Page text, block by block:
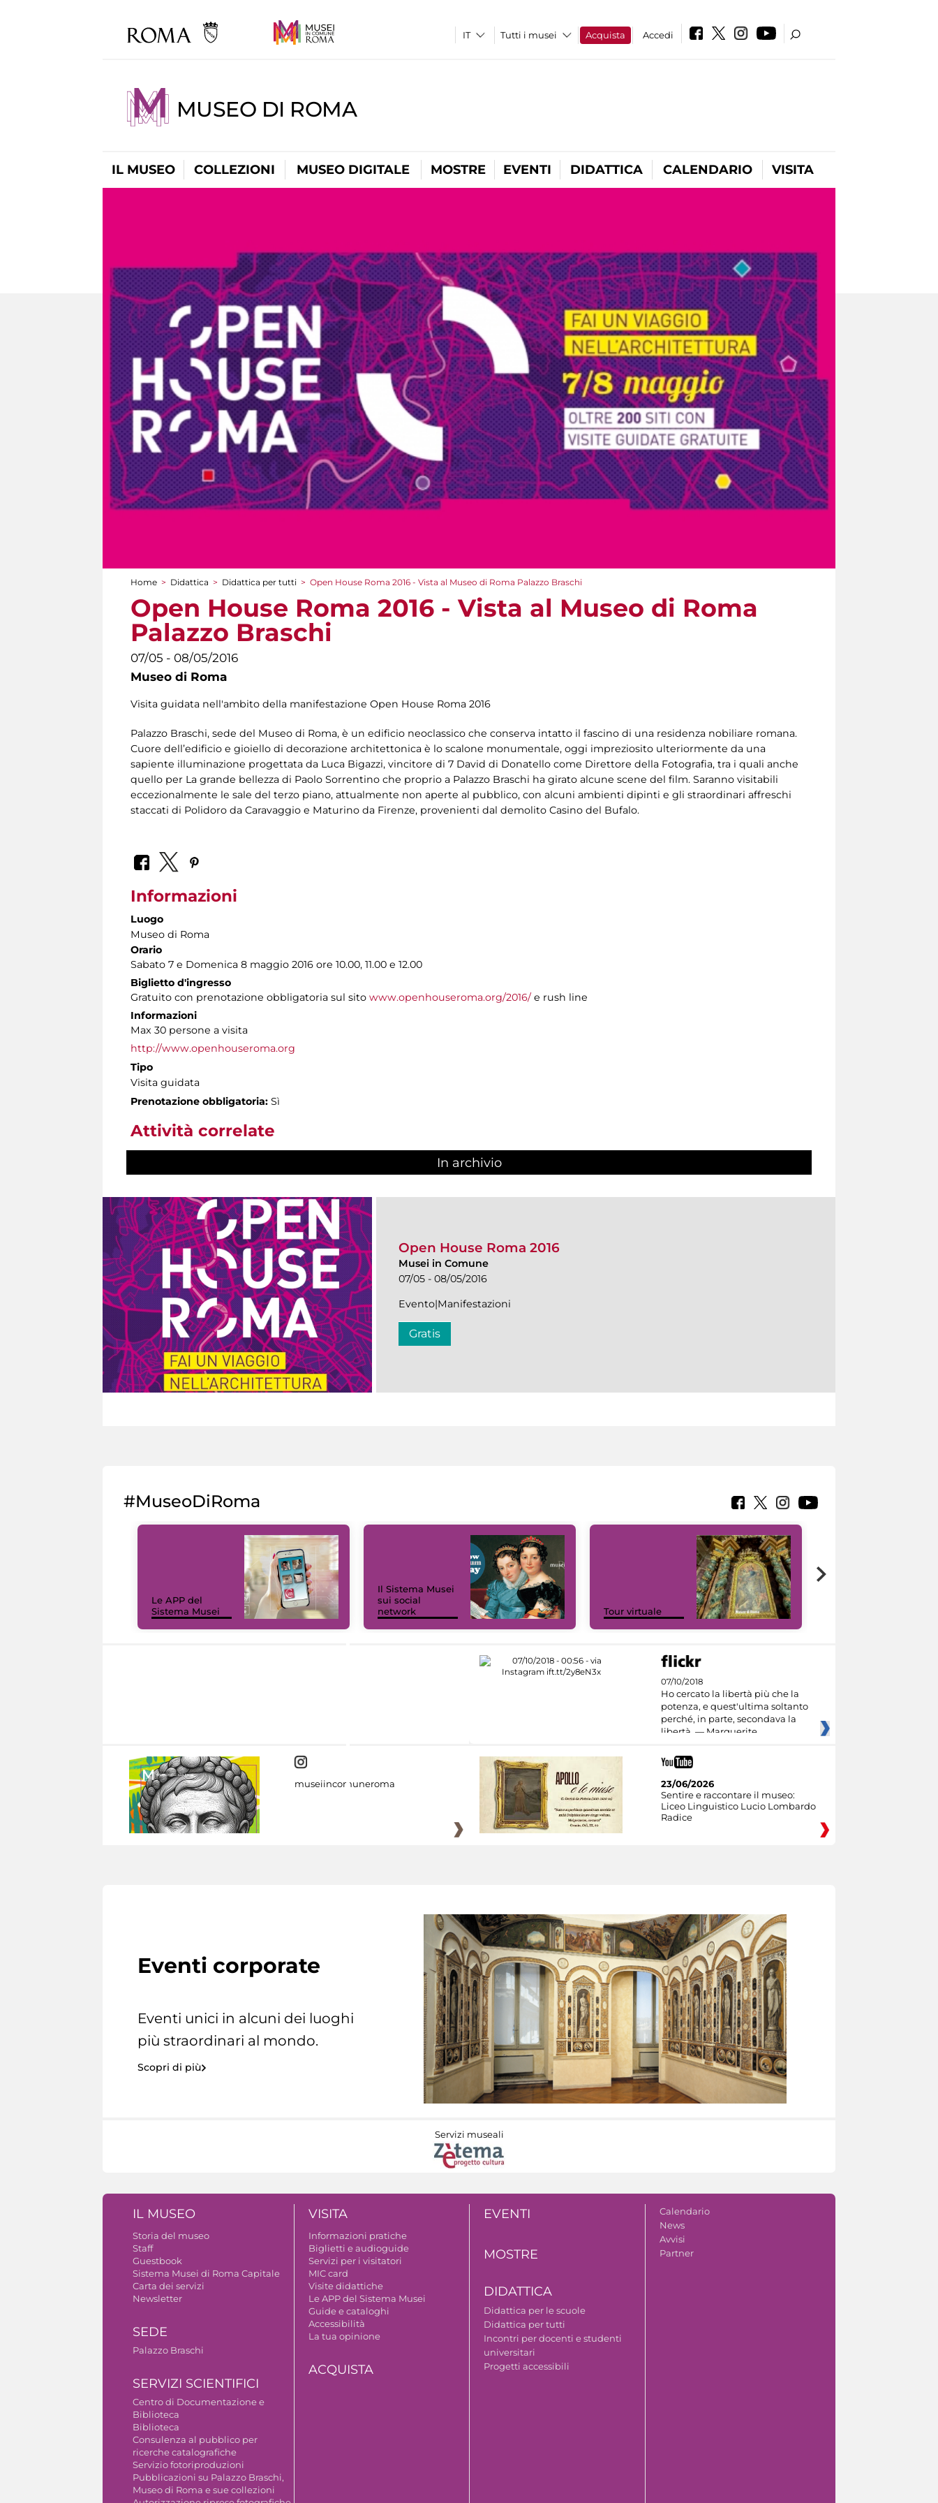
Tutti i musei Acquista Accedi
MUSEO DI ROMA
IL MUSEO COLLEZIONI MUSEO DIGITALE MOSTRE EVENTI DIDATTICA CALENDARIO VISITA
Tu sei qui
Home > Didattica > Didattica per tutti > Open House Roma 2016 - Vista al Museo di Roma Palazzo Braschi
Open House Roma 2016 - Vista al Museo di Roma
Palazzo Braschi
07/05 - 08/05/2016
Museo di Roma
Visita guidata nell'ambito della manifestazione Open House Roma 2016
Palazzo Braschi, sede del Museo di Roma, è un edificio neoclassico che conserva intatto il fascino di una residenza nobiliare romana.
Cuore dell’edificio e gioiello di decorazione architettonica è lo scalone monumentale, oggi impreziosito ulteriormente da una
sapiente illuminazione progettata da Luca Bigazzi, vincitore di 7 David di Donatello come Direttore della Fotografia, tra i quali anche
quello per La grande bellezza di Paolo Sorrentino che proprio a Palazzo Braschi ha girato alcune scene del film. Saranno visitabili
eccezionalmente le sale del terzo piano, attualmente non aperte al pubblico, con alcuni ambienti dipinti e gli straordinari affreschi
staccati di Polidoro da Caravaggio e Maturino da Firenze, provenienti dal demolito Casino del Bufalo.
Informazioni
Luogo
Museo di Roma
Orario
Sabato 7 e Domenica 8 maggio 2016 ore 10.00, 11.00 e 12.00
Biglietto d'ingresso
Gratuito con prenotazione obbligatoria sul sito www.openhouseroma.org/2016/e rush line
Informazioni
Max 30 persone a visita
http://www.openhouseroma.org
Tipo
Visita guidata
Prenotazione obbligatoria: Sì
Attività correlate
In archivio
Open House Roma 2016
Musei in Comune
07/05 - 08/05/2016
Evento|Manifestazioni
Gratis
#MuseoDiRoma
Le APP del
Sistema Musei
Il Sistema Musei
sui social
network
Tour virtuale
07/10/2018
Ho cercato la libertà più che la
potenza, e quest'ultima soltanto
perché, in parte, secondava la
libertà. — Marguerite
museiincomuneroma
23/06/2026
Sentire e raccontare il museo:
Liceo Linguistico Lucio Lombardo
Radice
Eventi corporate
Eventi unici in alcuni dei luoghi
più straordinari al mondo.
Scopri di più
Servizi museali
IL MUSEO
Storia del museo
Staff
Guestbook
Sistema Musei di Roma Capitale
Carta dei servizi
Newsletter
SEDE
Palazzo Braschi
SERVIZI SCIENTIFICI
Centro di Documentazione e
Biblioteca
Biblioteca
Consulenza al pubblico per
ricerche catalografiche
Servizio fotoriproduzioni
Pubblicazioni su Palazzo Braschi,
Museo di Roma e sue collezioni
VISITA
Informazioni pratiche
Biglietti e audioguide
Servizi per i visitatori
MIC card
Visite didattiche
Le APP del Sistema Musei
Guide e cataloghi
Accessibilità
La tua opinione
ACQUISTA
EVENTI
MOSTRE
DIDATTICA
Didattica per le scuole
Didattica per tutti
Incontri per docenti e studenti
universitari
Progetti accessibili
Calendario
News
Avvisi
Partner